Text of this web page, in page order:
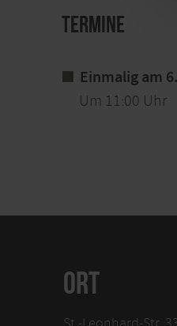
Termine
Einmalig am
Um 11:00 Uhr
ORT